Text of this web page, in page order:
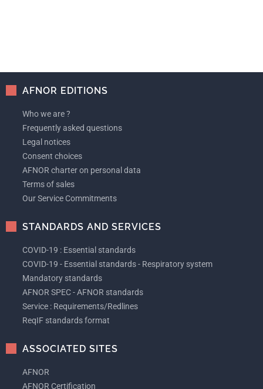
AFNOR EDITIONS
Who we are ?
Frequently asked questions
Legal notices
Consent choices
AFNOR charter on personal data
Terms of sales
Our Service Commitments
STANDARDS AND SERVICES
COVID-19 : Essential standards
COVID-19 - Essential standards - Respiratory system
Mandatory standards
AFNOR SPEC - AFNOR standards
Service : Requirements/Redlines
ReqIF standards format
ASSOCIATED SITES
AFNOR
AFNOR Certification